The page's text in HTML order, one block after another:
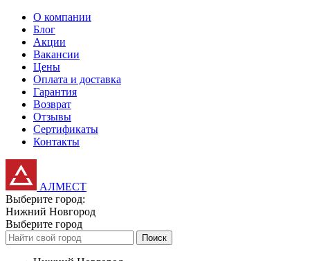
О компании
Блог
Акции
Вакансии
Цены
Оплата и доставка
Гарантия
Возврат
Отзывы
Сертификаты
Контакты
АЛМЕСТ
Выберите город:
Нижний Новгород
Выберите город
Поиск